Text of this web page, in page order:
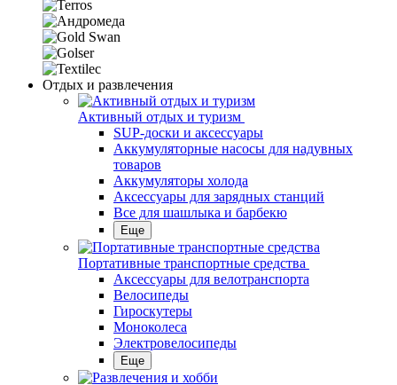
Отдых и развлечения
Активный отдых и туризм
SUP-доски и аксессуары
Аккумуляторные насосы для надувных
товаров
Аккумуляторы холода
Аксессуары для зарядных станций
Все для шашлыка и барбекю
Еще
Портативные транспортные средства
Аксессуары для велотранспорта
Велосипеды
Гироскутеры
Моноколеса
Электровелосипеды
Еще